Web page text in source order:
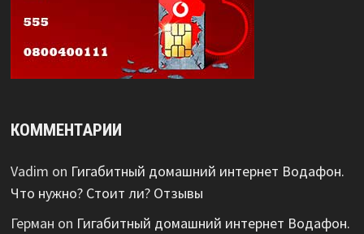
КОММЕНТАРИИ
Vadim on Гигабитный домашний интернет Водафон.
Что нужно? Стоит ли? Отзывы
Герман on Гигабитный домашний интернет Водафон.